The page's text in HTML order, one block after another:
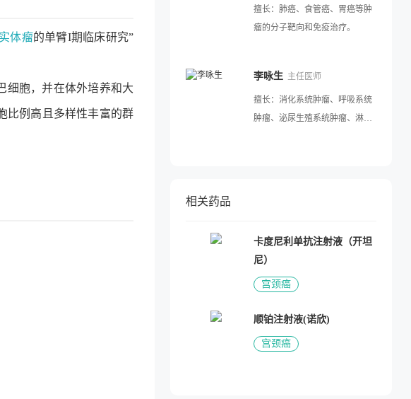
实体瘤的单臂I期临床研究”
细胞，并在体外培养和大
比例高且多样性丰富的群
擅长： 肺癌、食管癌、胃癌等肿
瘤的分子靶向和免疫治疗。
李咏生 主任医师
擅长： 消化系统肿瘤、呼吸系统
肿瘤、泌尿生殖系统肿瘤、淋巴
相关药品
卡度尼利单抗注射液（开坦
尼）
宫颈癌
顺铂注射液(诺欣)
宫颈癌